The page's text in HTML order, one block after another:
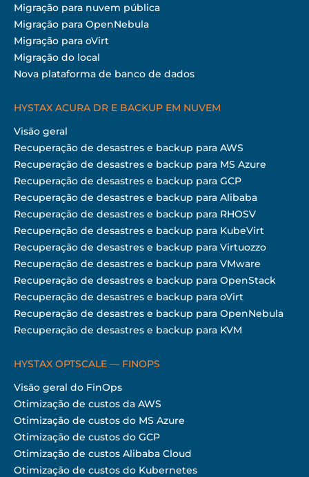
Migração para nuvem pública
Migração para OpenNebula
Migração para oVirt
Migração do local
Nova plataforma de banco de dados
HYSTAX ACURA DR E BACKUP EM NUVEM
Visão geral
Recuperação de desastres e backup para AWS
Recuperação de desastres e backup para MS Azure
Recuperação de desastres e backup para GCP
Recuperação de desastres e backup para Alibaba
Recuperação de desastres e backup para RHOSV
Recuperação de desastres e backup para KubeVirt
Recuperação de desastres e backup para Virtuozzo
Recuperação de desastres e backup para VMware
Recuperação de desastres e backup para OpenStack
Recuperação de desastres e backup para oVirt
Recuperação de desastres e backup para OpenNebula
Recuperação de desastres e backup para KVM
HYSTAX OPTSCALE — FINOPS
Visão geral do FinOps
Otimização de custos da AWS
Otimização de custos do MS Azure
Otimização de custos do GCP
Otimização de custos Alibaba Cloud
Otimização de custos do Kubernetes